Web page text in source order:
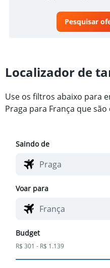
Pesquisar
Localizador de
Use os filtros abaixo para
Praga para França que
Saindo de
Voar para
Budget
R$ 301 - R$ 1.139